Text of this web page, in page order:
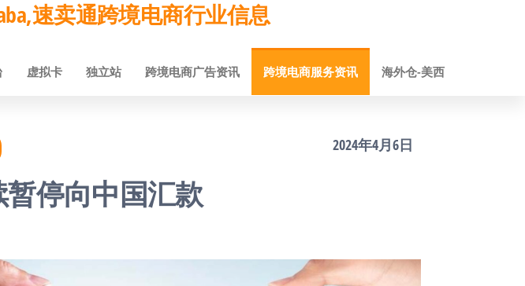
速卖通跨境电商行业信息
虚拟卡 独立站 跨境电商广告资讯 跨境电商服务资讯 海外仓-美西
2024年4月6日
停向中国汇款